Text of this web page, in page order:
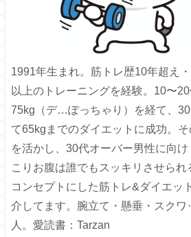
1991年生まれ。筋トレ歴10年超え
以上のトレーニングを経験。10〜20
75kg（デ…ぽっちゃり）を経て、30
て65kgまでのダイエットに成功。そ
を活かし、30代オーバー男性に向け
こりお腹は誰でもスッキリさせられ
コンセプトにした筋トレ&ダイエッ
介してます。腕立て・懸垂・スクワ
人。愛読書：Tarzan